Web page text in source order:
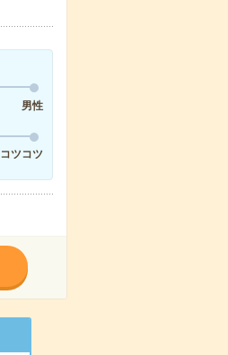
男性
コツコツ